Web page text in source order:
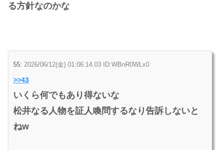
る方針なのかな
55: 2026/06/12(金) 01:06:14.03 ID:WBnR0WLx0
>>43
いくら何でもあり得ないな
松井なる人物を証人喚問するなり告訴しないと
ねw